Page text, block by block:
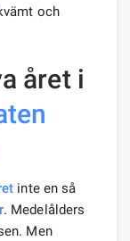
och
året i
inte en så
. Medelålders
Men